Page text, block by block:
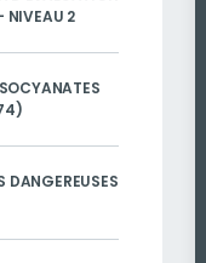
NIVEAU 2
DANGEREUSES